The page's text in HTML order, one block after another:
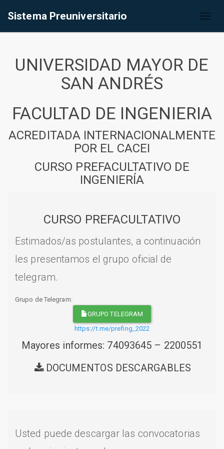
Sistema Preuniversitario
UNIVERSIDAD MAYOR DE
SAN ANDRÉS
FACULTAD DE INGENIERIA
ACREDITADA INTERNACIONALMENTE
POR EL CACEI
CURSO PREFACULTATIVO DE
INGENIERÍA
CURSO PREFACULTATIVO
Estimados/as postulantes, a continuación
les presentamos el grupo oficial de
telegram.
Grupo de Telegram:
GRUPO TELEGRAM
https://t.me/prefing_2022
Mayores informes: 74093645 – 2200551
DOCUMENTOS DESCARGABLES
Usted puede descargar las convocatorias